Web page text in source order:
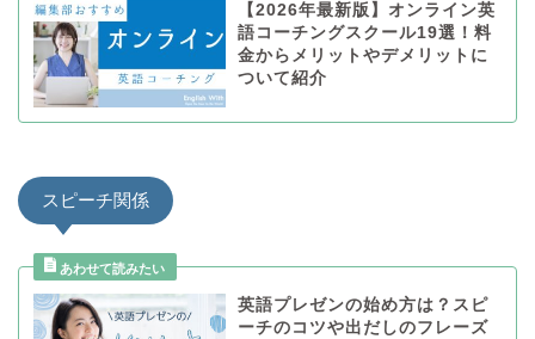
【2026年最新版】オンライン英
語コーチングスクール19選！料
金からメリットやデメリットに
ついて紹介
スピーチ関係
英語プレゼンの始め方は？スピ
ーチのコツや出だしのフレーズ